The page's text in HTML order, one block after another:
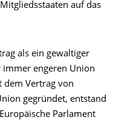
auf das
als ein gewaltiger
immer engeren Union
dem Vertrag von
gegründet, entstand
Parlament